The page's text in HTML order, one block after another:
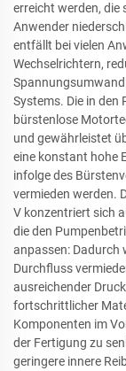
erreicht werden, die
Anwender
entfällt bei vielen
Wechselrichtern,
Systems. Die in den
bürstenlose
und gewährleistet
eine konstant hohe
infolge des
vermieden werden.
V konzentriert sich
die den
anpassen: Dadurch
Durchfluss
ausreichender
fortschrittlicher
Komponenten im
der Fertigung zu
geringere innere